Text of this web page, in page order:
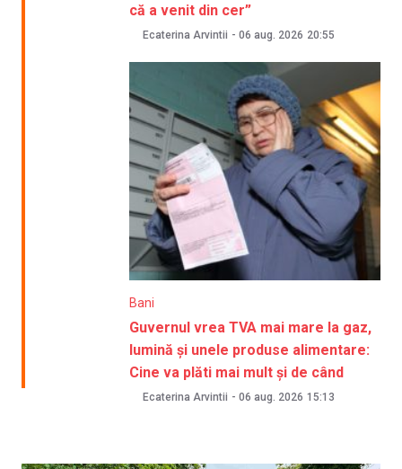
că a venit din cer”
Ecaterina Arvintii - 06 aug. 2026 20:55
Bani
Guvernul vrea TVA mai mare la gaz,
lumină și unele produse alimentare:
Cine va plăti mai mult și de când
Ecaterina Arvintii - 06 aug. 2026 15:13